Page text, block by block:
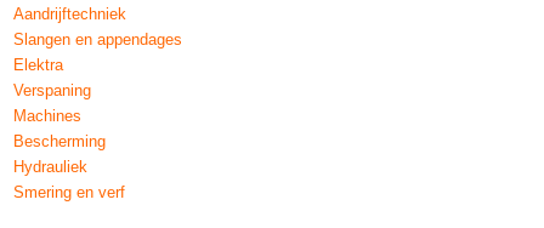
Aandrijftechniek
Slangen en appendages
Elektra
Verspaning
Machines
Bescherming
Hydrauliek
Smering en verf